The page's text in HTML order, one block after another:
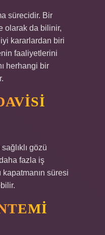
sürecidir. Bir
olarak da bilinir,
kararlardan biri
faaliyetlerini
herhangi bir
gözü
fazla iş
kapatmanın süresi